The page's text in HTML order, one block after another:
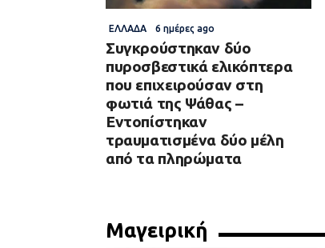
ΕΛΛΆΔΑ 6 ημέρες ago
Συγκρούστηκαν δύο
πυροσβεστικά ελικόπτερα
που επιχειρούσαν στη
φωτιά της Ψάθας –
Εντοπίστηκαν
τραυματισμένα δύο μέλη
από τα πληρώματα
Μαγειρική